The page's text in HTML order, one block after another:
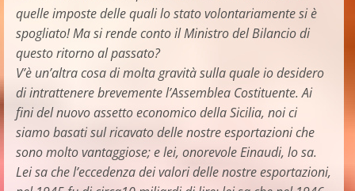
quelle imposte delle quali lo stato volontariamente si è
spogliato! Ma si rende conto il Ministro del Bilancio di
questo ritorno al passato?
V’è un’altra cosa di molta gravità sulla quale io desidero
di intrattenere brevemente l’Assemblea Costituente. Ai
fini del nuovo assetto economico della Sicilia, noi ci
siamo basati sul ricavato delle nostre esportazioni che
sono molto vantaggiose; e lei, onorevole Einaudi, lo sa.
Lei sa che l’eccedenza dei valori delle nostre esportazioni,